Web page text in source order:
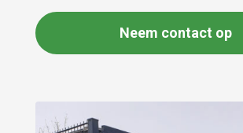
Neem contact op